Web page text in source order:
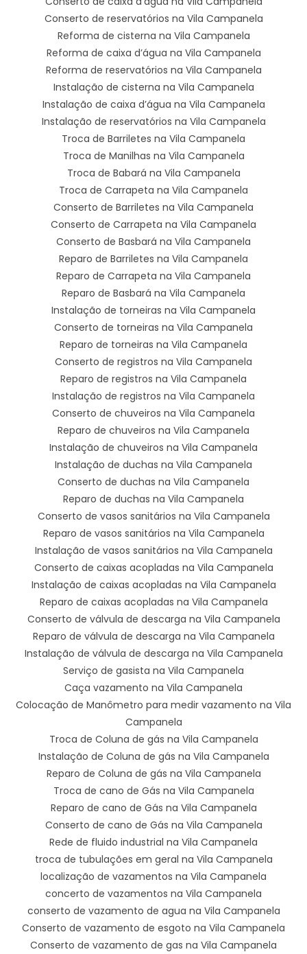
Conserto de reservatórios na Vila Campanela
Reforma de cisterna na Vila Campanela
Reforma de caixa d’água na Vila Campanela
Reforma de reservatórios na Vila Campanela
Instalação de cisterna na Vila Campanela
Instalação de caixa d’água na Vila Campanela
Instalação de reservatórios na Vila Campanela
Troca de Barriletes na Vila Campanela
Troca de Manilhas na Vila Campanela
Troca de Babará na Vila Campanela
Troca de Carrapeta na Vila Campanela
Conserto de Barriletes na Vila Campanela
Conserto de Carrapeta na Vila Campanela
Conserto de Basbará na Vila Campanela
Reparo de Barriletes na Vila Campanela
Reparo de Carrapeta na Vila Campanela
Reparo de Basbará na Vila Campanela
Instalação de torneiras na Vila Campanela
Conserto de torneiras na Vila Campanela
Reparo de torneiras na Vila Campanela
Conserto de registros na Vila Campanela
Reparo de registros na Vila Campanela
Instalação de registros na Vila Campanela
Conserto de chuveiros na Vila Campanela
Reparo de chuveiros na Vila Campanela
Instalação de chuveiros na Vila Campanela
Instalação de duchas na Vila Campanela
Conserto de duchas na Vila Campanela
Reparo de duchas na Vila Campanela
Conserto de vasos sanitários na Vila Campanela
Reparo de vasos sanitários na Vila Campanela
Instalação de vasos sanitários na Vila Campanela
Conserto de caixas acopladas na Vila Campanela
Instalação de caixas acopladas na Vila Campanela
Reparo de caixas acopladas na Vila Campanela
Conserto de válvula de descarga na Vila Campanela
Reparo de válvula de descarga na Vila Campanela
Instalação de válvula de descarga na Vila Campanela
Serviço de gasista na Vila Campanela
Caça vazamento na Vila Campanela
Colocação de Manômetro para medir vazamento na Vila
Campanela
Troca de Coluna de gás na Vila Campanela
Instalação de Coluna de gás na Vila Campanela
Reparo de Coluna de gás na Vila Campanela
Troca de cano de Gás na Vila Campanela
Reparo de cano de Gás na Vila Campanela
Conserto de cano de Gás na Vila Campanela
Rede de fluido industrial na Vila Campanela
troca de tubulações em geral na Vila Campanela
localização de vazamentos na Vila Campanela
concerto de vazamentos na Vila Campanela
conserto de vazamento de agua na Vila Campanela
Conserto de vazamento de esgoto na Vila Campanela
Conserto de vazamento de gas na Vila Campanela